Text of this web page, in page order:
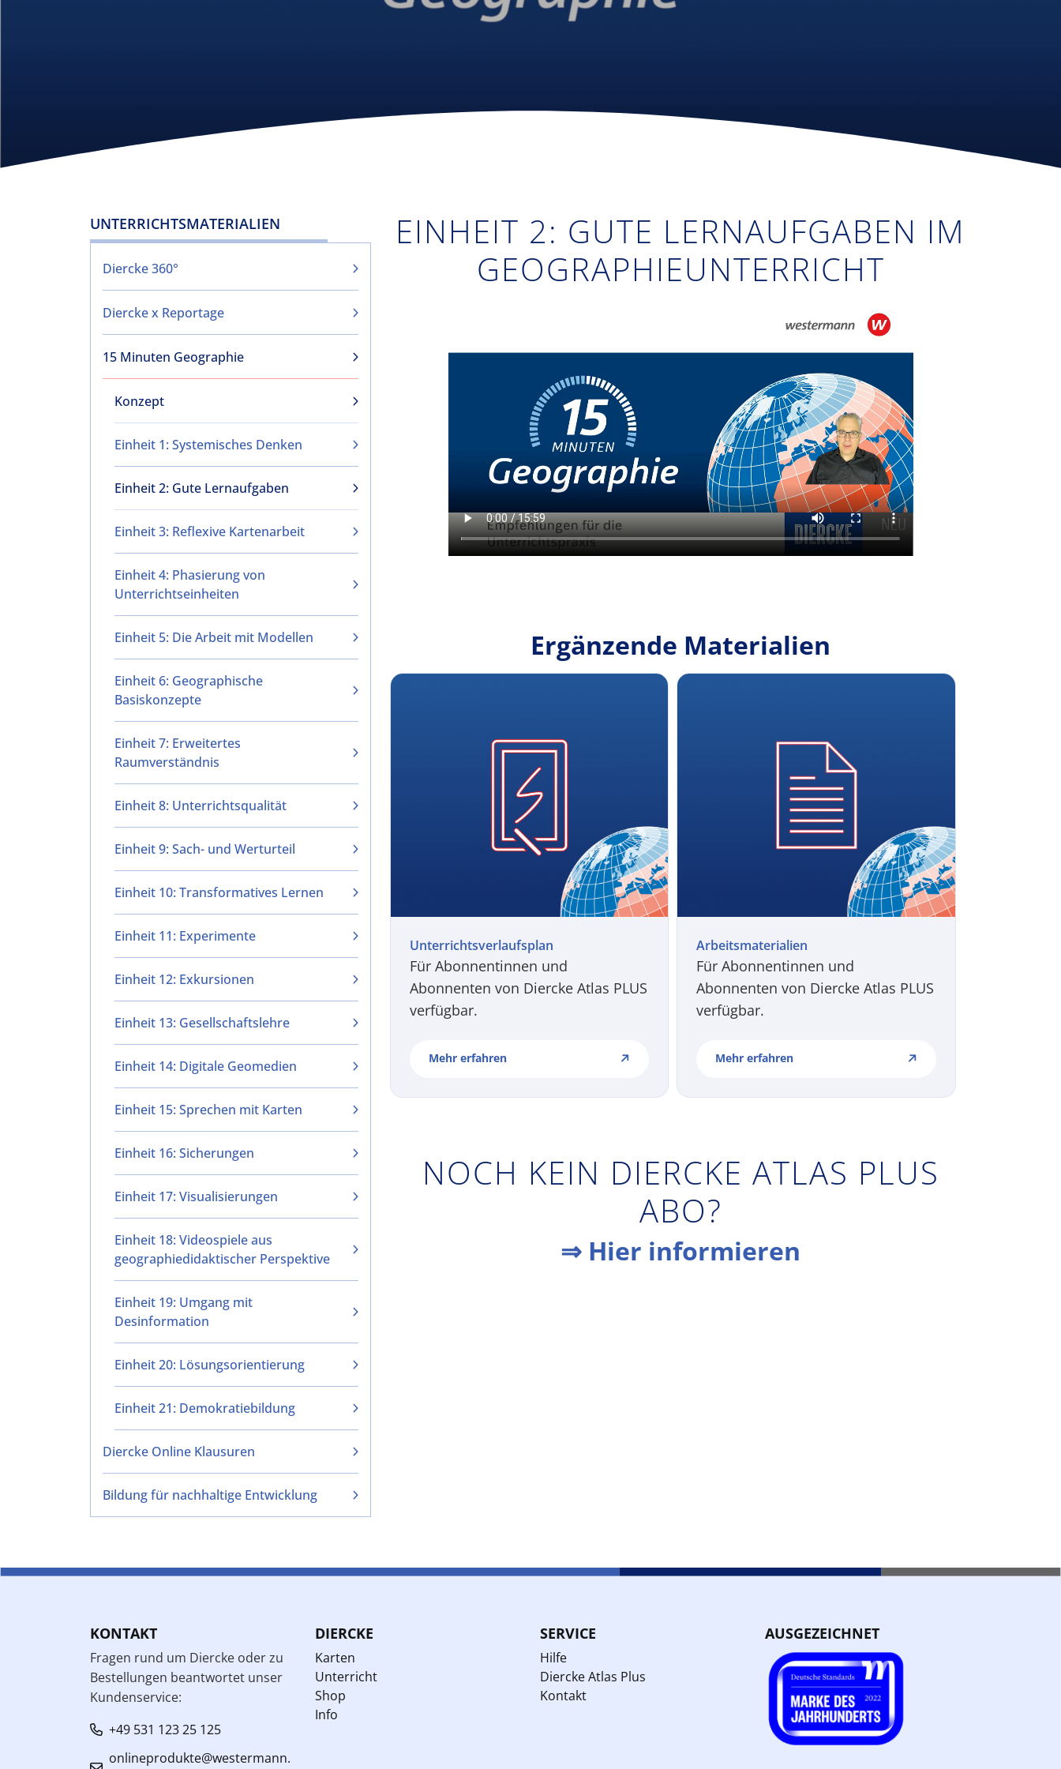
UNTERRICHTSMATERIALIEN
Diercke 360°
Diercke x Reportage
15 Minuten Geographie
Konzept
Einheit 1: Systemisches Denken
Einheit 2: Gute Lernaufgaben
Einheit 3: Reflexive Kartenarbeit
Einheit 4: Phasierung von
Unterrichtseinheiten
Einheit 5: Die Arbeit mit Modellen
Einheit 6: Geographische
Basiskonzepte
Einheit 7: Erweitertes
Raumverständnis
Einheit 8: Unterrichtsqualität
Einheit 9: Sach- und Werturteil
Einheit 10: Transformatives Lernen
Einheit 11: Experimente
Einheit 12: Exkursionen
Einheit 13: Gesellschaftslehre
Einheit 14: Digitale Geomedien
Einheit 15: Sprechen mit Karten
Einheit 16: Sicherungen
Einheit 17: Visualisierungen
Einheit 18: Videospiele aus
geographiedidaktischer Perspektive
Einheit 19: Umgang mit
Desinformation
Einheit 20: Lösungsorientierung
Einheit 21: Demokratiebildung
Diercke Online Klausuren
Bildung für nachhaltige Entwicklung
EINHEIT 2: GUTE LERNAUFGABEN IM
GEOGRAPHIEUNTERRICHT
Ergänzende Materialien
Unterrichtsverlaufsplan
Für Abonnentinnen und
Abonnenten von Diercke Atlas PLUS
verfügbar.
Mehr erfahren
Arbeitsmaterialien
Für Abonnentinnen und
Abonnenten von Diercke Atlas PLUS
verfügbar.
Mehr erfahren
NOCH KEIN DIERCKE ATLAS PLUS
ABO?
⇒ Hier informieren
KONTAKT
Fragen rund um Diercke oder zu
Bestellungen beantwortet unser
Kundenservice:
+49 531 123 25 125
onlineprodukte@westermann.
DIERCKE
Karten
Unterricht
Shop
Info
SERVICE
Hilfe
Diercke Atlas Plus
Kontakt
AUSGEZEICHNET